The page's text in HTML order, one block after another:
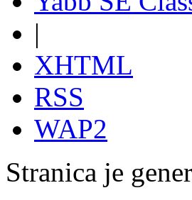
|
XHTML
RSS
WAP2
Stranica je